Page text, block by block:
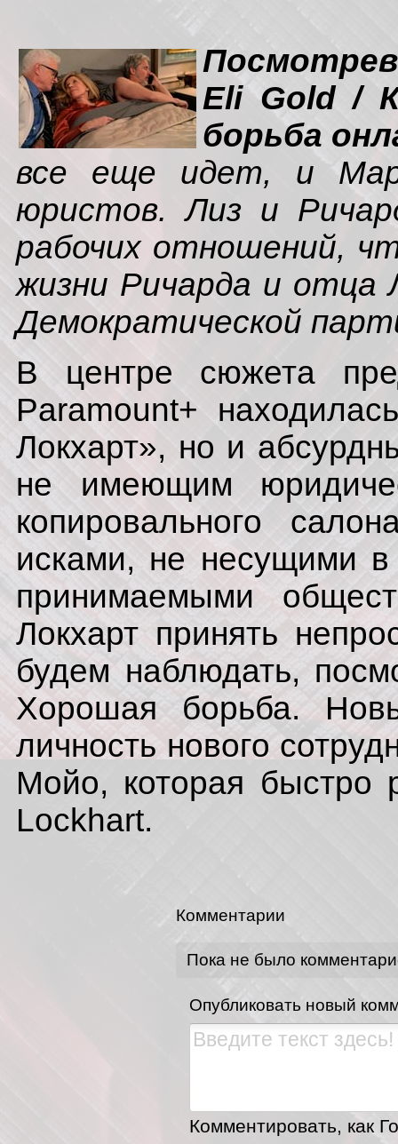
Eli Gold /
борьба
все еще идет, и
юристов. Лиз и
рабочих отношений,
жизни Ричарда и
Демократической
В центре сюжета
Paramount+
Локхарт», но и
не имеющим
копировального
исками, не несущими в
принимаемыми
Локхарт принять
будем наблюдать,
Хорошая борьба.
личность нового
Мойо, которая быстро
Lockhart.
Комментарии
Пока не было
Опубликовать новый
Комментировать, как